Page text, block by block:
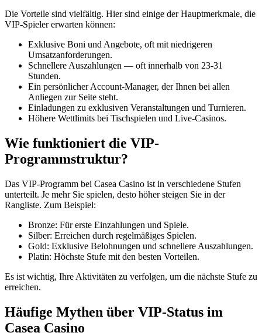
Die Vorteile sind vielfältig. Hier sind einige der Hauptmerkmale, die
VIP-Spieler erwarten können:
Exklusive Boni und Angebote, oft mit niedrigeren
Umsatzanforderungen.
Schnellere Auszahlungen — oft innerhalb von 23-31
Stunden.
Ein persönlicher Account-Manager, der Ihnen bei allen
Anliegen zur Seite steht.
Einladungen zu exklusiven Veranstaltungen und Turnieren.
Höhere Wettlimits bei Tischspielen und Live-Casinos.
Wie funktioniert die VIP-
Programmstruktur?
Das VIP-Programm bei Casea Casino ist in verschiedene Stufen
unterteilt. Je mehr Sie spielen, desto höher steigen Sie in der
Rangliste. Zum Beispiel:
Bronze: Für erste Einzahlungen und Spiele.
Silber: Erreichen durch regelmäßiges Spielen.
Gold: Exklusive Belohnungen und schnellere Auszahlungen.
Platin: Höchste Stufe mit den besten Vorteilen.
Es ist wichtig, Ihre Aktivitäten zu verfolgen, um die nächste Stufe zu
erreichen.
Häufige Mythen über VIP-Status im
Casea Casino